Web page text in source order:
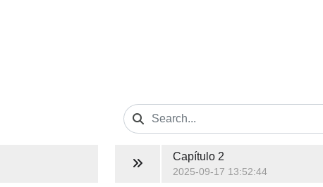
Capítulo 2
2025-09-17 13:52:44